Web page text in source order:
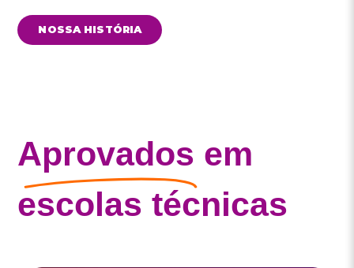
NOSSA HISTÓRIA
Aprovados em
escolas técnicas